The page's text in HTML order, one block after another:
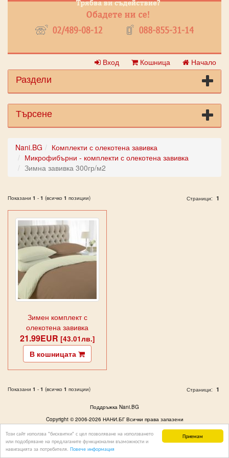
Приемам
Този сайт използва "бисквитки" с цел позволяване на използването
или подобряване на предлаганите функционални възможности и
навигацията за потребителя. Повече информация
Вход Кошница Начало
Раздели
Търсене
Nani.BG
Комплекти с олекотена завивка
Микрофибърни - комплекти с олекотена завивка
Зимна завивка 300гр/м2
Показани 1 - 1 (всичко 1 позиции) Страници: 1
Зимен комплект с
олекотена завивка
кафяво и бежово
21.99EUR [43.01лв.]
В кошницата
Показани 1 - 1 (всичко 1 позиции) Страници: 1
Поддръжка Nani.BG
Copyright © 2006-2026 НАНИ.БГ Всички права запазени